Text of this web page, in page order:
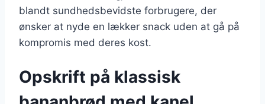
blandt sundhedsbevidste forbrugere, der
ønsker at nyde en lækker snack uden at gå på
kompromis med deres kost.
Opskrift på klassisk